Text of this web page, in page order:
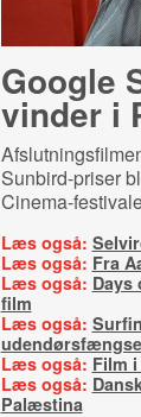
Google
vinder i
Sunbird-priser
Cinema-
Læs også:
Læs også: Fra
Læs også: Days
film
Læs også:
Læs også: Film
Læs også:
Palæstina